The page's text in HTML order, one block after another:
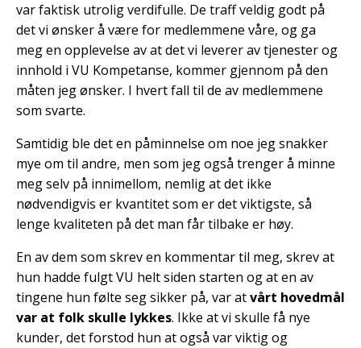
var faktisk utrolig verdifulle. De traff veldig godt på
det vi ønsker å være for medlemmene våre, og ga
meg en opplevelse av at det vi leverer av tjenester og
innhold i VU Kompetanse, kommer gjennom på den
måten jeg ønsker. I hvert fall til de av medlemmene
som svarte.
Samtidig ble det en påminnelse om noe jeg snakker
mye om til andre, men som jeg også trenger å minne
meg selv på innimellom, nemlig at det ikke
nødvendigvis er kvantitet som er det viktigste, så
lenge kvaliteten på det man får tilbake er høy.
En av dem som skrev en kommentar til meg, skrev at
hun hadde fulgt VU helt siden starten og at en av
tingene hun følte seg sikker på, var atvårt hovedmål
var at folk skulle lykkes. Ikke at vi skulle få nye
kunder, det forstod hun at også var viktig og